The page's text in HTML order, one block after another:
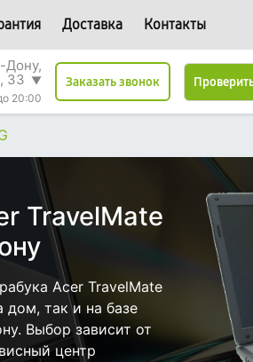
Доставка Контакты
Дону,
33 ▼
20:00
Заказать звонок
TravelMate
Acer TravelMate
дом, так и на базе
Выбор зависит от
центр